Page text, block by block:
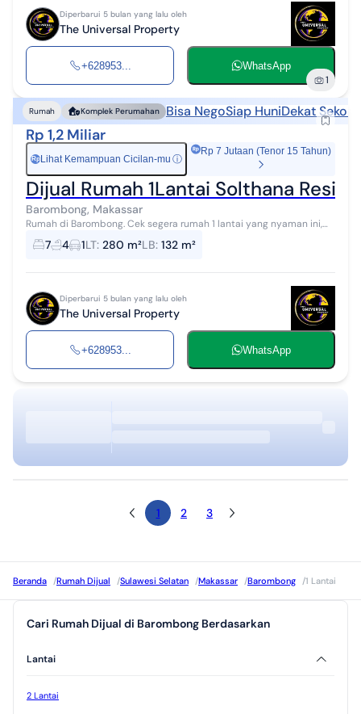
Diperbarui 5 bulan yang lalu oleh
The Universal Property
+628953... WhatsApp
1
Rumah Komplek Perumahan Bisa NegoSiap HuniDekat
Rp 1,2 Miliar
Rp Lihat Kemampuan Cicilan-mu ⓘ
Rp 7 Jutaan (Tenor 15 Tahun)
Dijual Rumah 1Lantai Solthana
Barombong, Makassar
Rumah di Barombong. Cek segera rumah 1 lantai yang nyaman ini,
dijual dengan pemandangan asri yang menambah nilai estetika di
lingkungan hunian. ...
7 4 1LT: 280 m²LB: 132 m²
Diperbarui 5 bulan yang lalu oleh
The Universal Property
+628953... WhatsApp
1 2 3
Beranda /Rumah Dijual /Sulawesi Selatan /Makassar /Barombong /1 Lantai
Cari Rumah Dijual di Barombong Berdasarkan
Lantai
2 Lantai